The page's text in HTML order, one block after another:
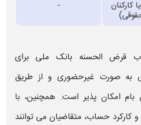
کارکنان -
قرض‌ الحسنه بانک ملی برای
به صورت غیرحضوری و از طریق
بام امکان‌ پذیر است. همچنین، با
کارکرد حساب، متقاضیان می‌ توانند